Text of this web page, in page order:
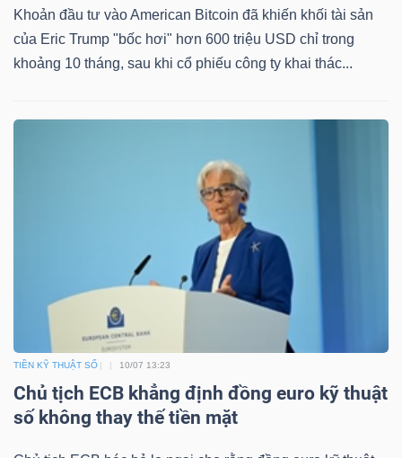
Khoản đầu tư vào American Bitcoin đã khiến khối tài sản
của Eric Trump "bốc hơi" hơn 600 triệu USD chỉ trong
khoảng 10 tháng, sau khi cổ phiếu công ty khai thác...
TIỀN KỸ THUẬT SỐ 10/07 13:23
Chủ tịch ECB khẳng định đồng euro kỹ thuật
số không thay thế tiền mặt
(-)
Người nội bộ Người liên quan Cổ đông lớn
Báo
cáo